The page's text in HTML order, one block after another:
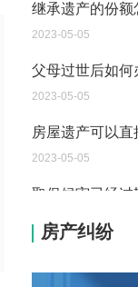
继承遗产的份额
2023-05-05
父母过世后如何
2023-05-05
房屋遗产可以直
2023-05-05
取保候审已经过
2023-05-04
保证金可以拿回
房产纠纷